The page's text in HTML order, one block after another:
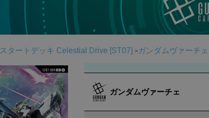
スタートデッキ Celestial Drive [ST07] ガンダムヴァーチェ
ガンダムヴァーチェ